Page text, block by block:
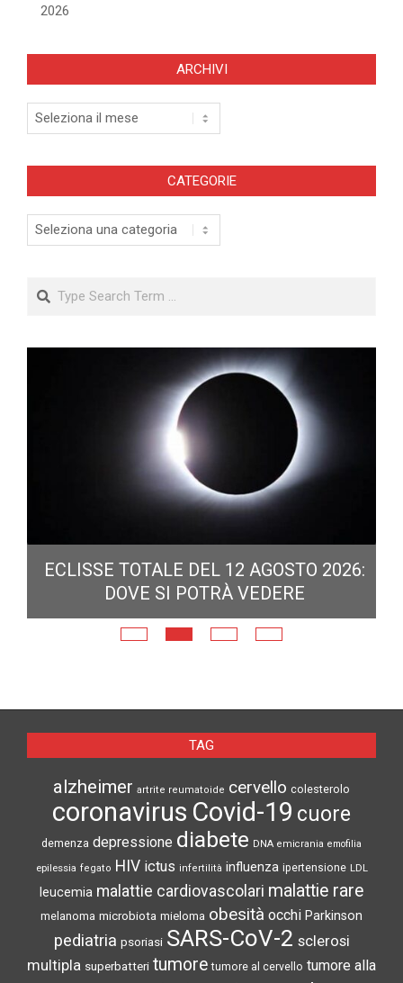
2026
ARCHIVI
Archivi
CATEGORIE
Categorie
Search
ECLISSE TOTALE DEL 12 AGOSTO 2026:
DOVE SI POTRÀ VEDERE
TAG
alzheimer artrite reumatoide cervello colesterolo
coronavirus Covid-19 cuore
demenza depressione diabete DNA emicrania emofilia
epilessia fegato HIV ictus infertilità influenza ipertensione LDL
leucemia malattie cardiovascolari malattie rare
melanoma microbiota mieloma obesità occhi Parkinson
pediatria psoriasi SARS-CoV-2 sclerosi
multipla superbatteri tumore tumore al cervello tumore alla